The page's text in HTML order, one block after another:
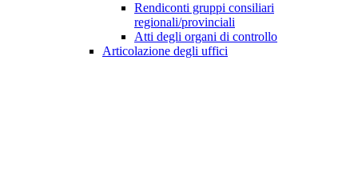
Rendiconti gruppi consiliari
regionali/provinciali
Atti degli organi di controllo
Articolazione degli uffici